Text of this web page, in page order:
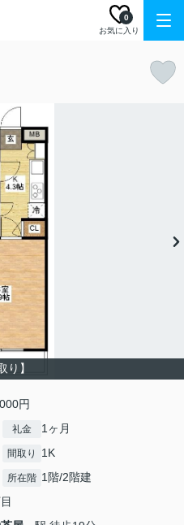
お気に入り
0
り】
円
礼金 1ヶ月
間取り 1K
所在階 1階/2階建